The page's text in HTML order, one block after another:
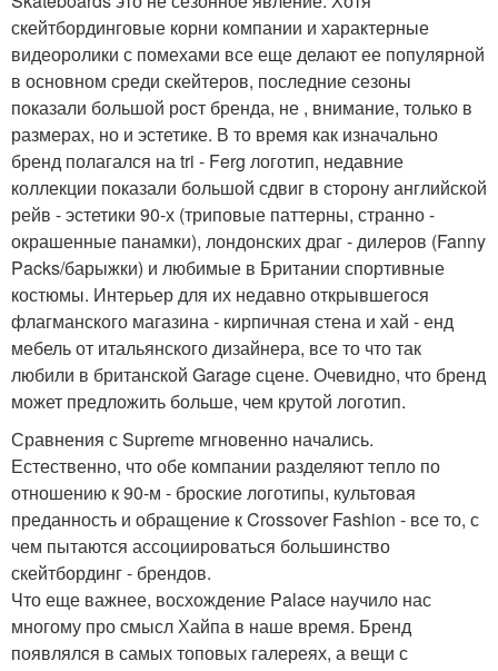
скейтбординговые корни компании и характерные
видеоролики с помехами все еще делают ее популярной
в основном среди скейтеров, последние сезоны
показали большой рост бренда, не , внимание, только в
размерах, но и эстетике. В то время как изначально
бренд полагался на tri - Ferg логотип, недавние
коллекции показали большой сдвиг в сторону английской
рейв - эстетики 90-х (триповые паттерны, странно -
окрашенные панамки), лондонских драг - дилеров (Fanny
Packs/барыжки) и любимые в Британии спортивные
костюмы. Интерьер для их недавно открывшегося
флагманского магазина - кирпичная стена и хай - енд
мебель от итальянского дизайнера, все то что так
любили в британской Garage сцене. Очевидно, что бренд
может предложить больше, чем крутой логотип.
Сравнения с Supreme мгновенно начались.
Естественно, что обе компании разделяют тепло по
отношению к 90-м - броские логотипы, культовая
преданность и обращение к Crossover Fashion - все то, с
чем пытаются ассоциироваться большинство
скейтбординг - брендов.
Что еще важнее, восхождение Palace научило нас
многому про смысл Хайпа в наше время. Бренд
появлялся в самых топовых галереях, а вещи с